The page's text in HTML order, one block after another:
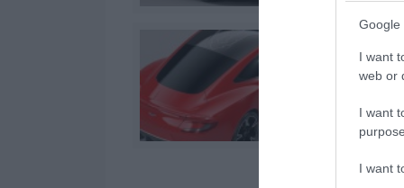
Google
I want
web or
I want
I want